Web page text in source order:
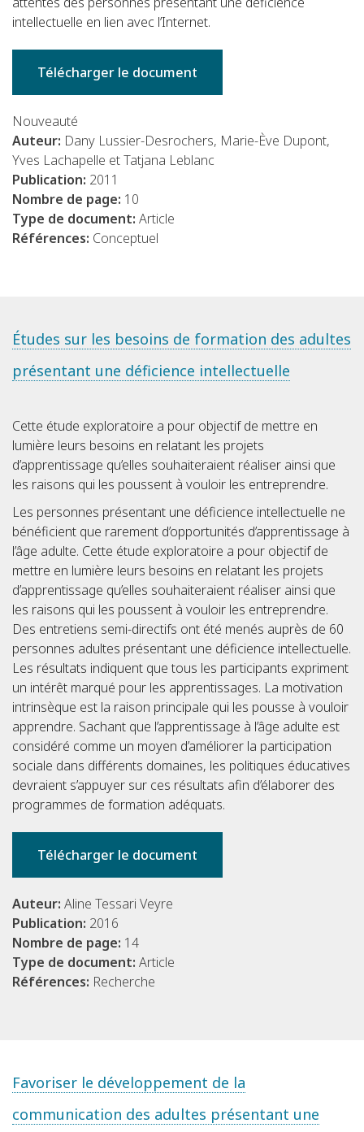
intellectuelle en lien avec l’Internet.
Télécharger le document
Nouveauté
Auteur: Dany Lussier-Desrochers, Marie-Ève Dupont,
Yves Lachapelle et Tatjana Leblanc
Publication: 2011
Nombre de page: 10
Type de document: Article
Références: Conceptuel
Études sur les besoins de formation des adultes
présentant une déficience intellectuelle
Cette étude exploratoire a pour objectif de mettre en
lumière leurs besoins en relatant les projets
d’apprentissage qu’elles souhaiteraient réaliser ainsi que
les raisons qui les poussent à vouloir les entreprendre.
Les personnes présentant une déficience intellectuelle ne
bénéficient que rarement d’opportunités d’apprentissage à
l’âge adulte. Cette étude exploratoire a pour objectif de
mettre en lumière leurs besoins en relatant les projets
d’apprentissage qu’elles souhaiteraient réaliser ainsi que
les raisons qui les poussent à vouloir les entreprendre.
Des entretiens semi-directifs ont été menés auprès de 60
personnes adultes présentant une déficience intellectuelle.
Les résultats indiquent que tous les participants expriment
un intérêt marqué pour les apprentissages. La motivation
intrinsèque est la raison principale qui les pousse à vouloir
apprendre. Sachant que l’apprentissage à l’âge adulte est
considéré comme un moyen d’améliorer la participation
sociale dans différents domaines, les politiques éducatives
devraient s’appuyer sur ces résultats afin d’élaborer des
programmes de formation adéquats.
Télécharger le document
Auteur: Aline Tessari Veyre
Publication: 2016
Nombre de page: 14
Type de document: Article
Références: Recherche
Favoriser le développement de la
communication des adultes présentant une